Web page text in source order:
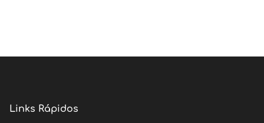
Links Rápidos